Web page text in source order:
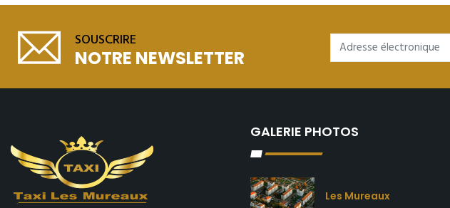
SOUSCRIRE
NOTRE NEWSLETTER
GALERIE PHOTOS
Les Mureaux